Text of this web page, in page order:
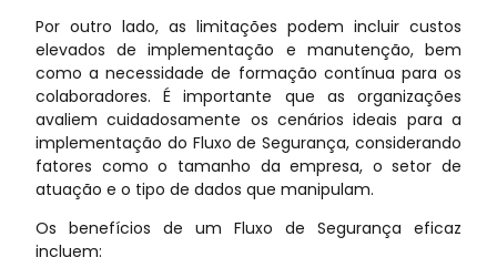
Por outro lado, as limitações podem incluir custos
elevados de implementação e manutenção, bem
como a necessidade de formação contínua para os
colaboradores. É importante que as organizações
avaliem cuidadosamente os cenários ideais para a
implementação do Fluxo de Segurança, considerando
fatores como o tamanho da empresa, o setor de
atuação e o tipo de dados que manipulam.
Os benefícios de um Fluxo de Segurança eficaz
incluem: